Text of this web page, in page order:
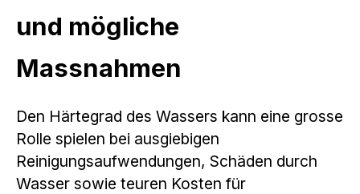
und mögliche
Massnahmen
Den Härtegrad des Wassers kann eine grosse
Rolle spielen bei ausgiebigen
Reinigungsaufwendungen, Schäden durch
Wasser sowie teuren Kosten für